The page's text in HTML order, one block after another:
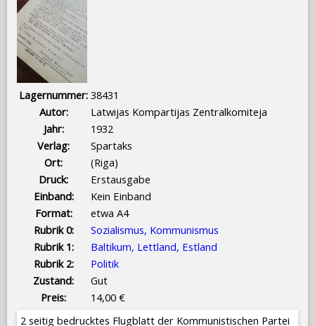
Lagernummer: 38431
Autor:
Latwijas Kompartijas Zentralkomiteja
Jahr:
1932
Verlag:
Spartaks
Ort:
(Riga)
Druck:
Erstausgabe
Einband:
Kein Einband
Format:
etwa A4
Rubrik 0:
Sozialismus, Kommunismus
Rubrik 1:
Baltikum, Lettland, Estland
Rubrik 2:
Politik
Zustand:
Gut
Preis:
14,00 €
2 seitig bedrucktes Flugblatt der Kommunistischen Partei